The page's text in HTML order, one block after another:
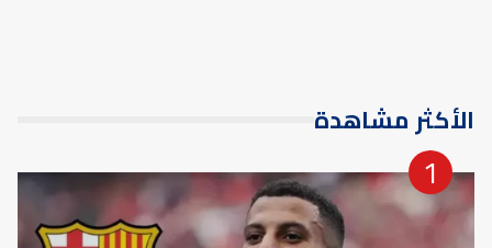
الأكثر مشاهدة